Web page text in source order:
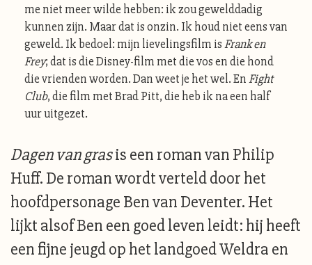
me niet meer wilde hebben: ik zou gewelddadig
kunnen zijn. Maar dat is onzin. Ik houd niet eens van
geweld. Ik bedoel: mijn lievelingsfilm isFrank en
Frey; dat is die Disney-film met die vos en die hond
die vrienden worden. Dan weet je het wel. EnFight
Club, die film met Brad Pitt, die heb ik na een half
uur uitgezet.
Dagen van grasis een roman van Philip
Huff. De roman wordt verteld door het
hoofdpersonage Ben van Deventer. Het
lijkt alsof Ben een goed leven leidt: hij heeft
een fijne jeugd op het landgoed Weldra en